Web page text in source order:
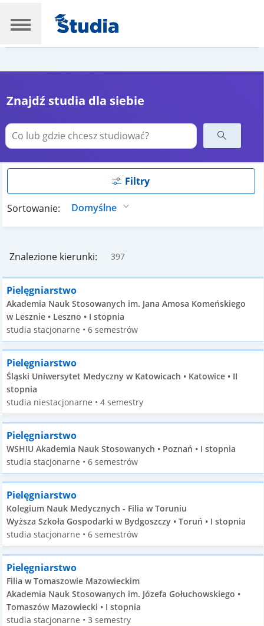
Znajdź studia dla siebie
Filtry
Sortowanie:
Znalezione kierunki: 397
Pielęgniarstwo
Akademia Nauk Stosowanych im. Jana Amosa Komeńskiego
w Lesznie • Leszno • I stopnia
studia stacjonarne • 6 semestrów
Pielęgniarstwo
Śląski Uniwersytet Medyczny w Katowicach • Katowice • II
stopnia
studia niestacjonarne • 4 semestry
Pielęgniarstwo
WSHIU Akademia Nauk Stosowanych • Poznań • I stopnia
studia stacjonarne • 6 semestrów
Pielęgniarstwo
Kolegium Nauk Medycznych - Filia w Toruniu
Wyższa Szkoła Gospodarki w Bydgoszczy • Toruń • I stopnia
studia stacjonarne • 6 semestrów
Pielęgniarstwo
Filia w Tomaszowie Mazowieckim
Akademia Nauk Stosowanych im. Józefa Gołuchowskiego •
Tomaszów Mazowiecki • I stopnia
studia stacjonarne • 3 semestry